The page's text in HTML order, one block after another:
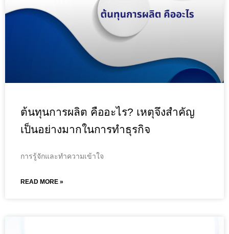
ต้นทุนการผลิต คืออะไร? เหตุจึงสำคัญ
เป็นอย่างมากในการทำธุรกิจ
การรู้จักและทำความเข้าใจ
READ MORE »